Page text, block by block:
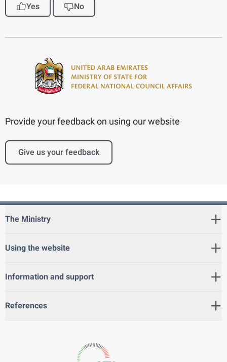
Yes No
Provide your feedback on using our website
Give us your feedback
The Ministry
Using the website
Information and support
References